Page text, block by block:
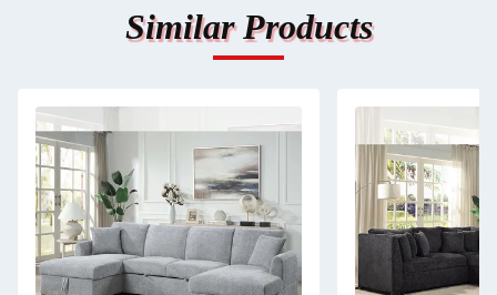
Similar Products